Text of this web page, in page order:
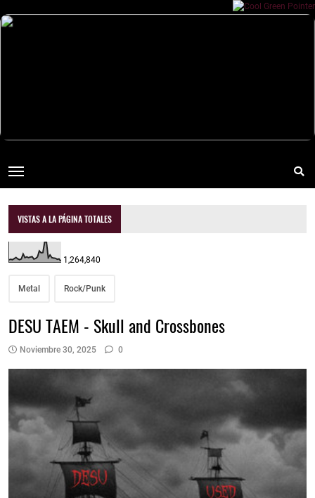
VISTAS A LA PÁGINA TOTALES
1,264,840
Metal Rock/Punk
DESU TAEM - Skull and Crossbones
Noviembre 30, 2025 0